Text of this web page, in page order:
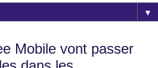
▼
Mobile vont passer